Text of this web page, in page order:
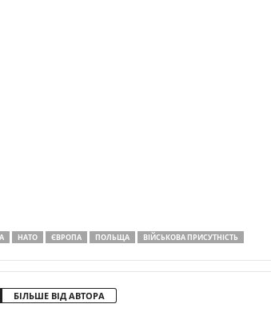
НАТО ЄВРОПА ПОЛЬЩА ВІЙСЬКОВА ПРИСУТНІСТЬ
БІЛЬШЕ ВІД АВТОРА